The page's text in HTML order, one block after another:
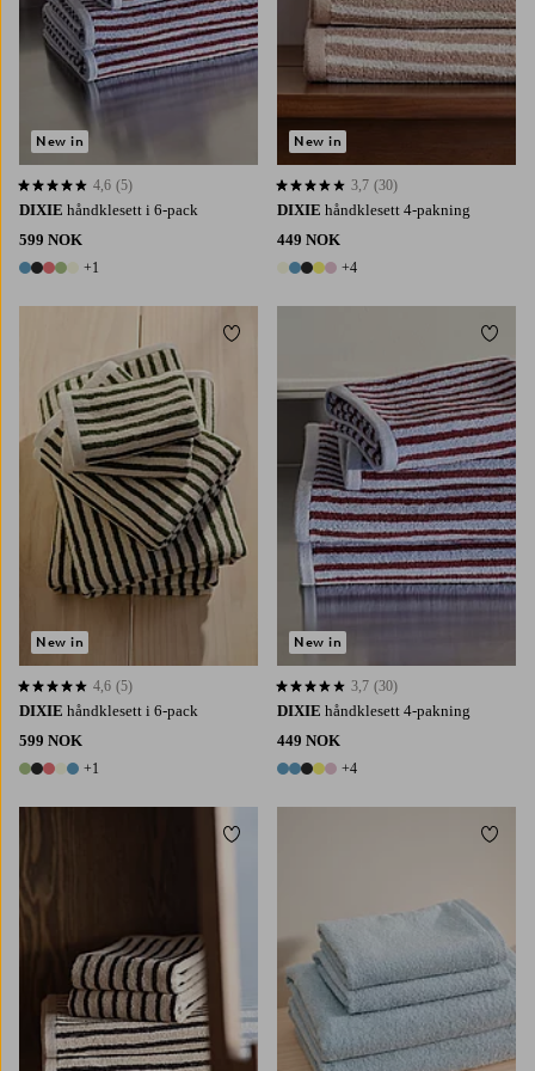
DIXIE håndklesett i 6-pack
599 NOK
6 farger
+1
4,6 basert på 5 karaktergivninger
4,6 (5)
New in
DIXIE håndklesett 4-pakning
449 NOK
9 farger
+4
3,7 basert på 30 karaktergivninger
3,7 (30)
New in
DIXIE håndklesett i 6-pack
599 NOK
6 farger
+1
4,6 basert på 5 karaktergivninger
4,6 (5)
New in
Legg til favoritter
DIXIE håndklesett 4-pakning
449 NOK
9 farger
+4
3,7 basert på 30 karaktergivninger
3,7 (30)
New in
Legg
Legg til favoritter Legg